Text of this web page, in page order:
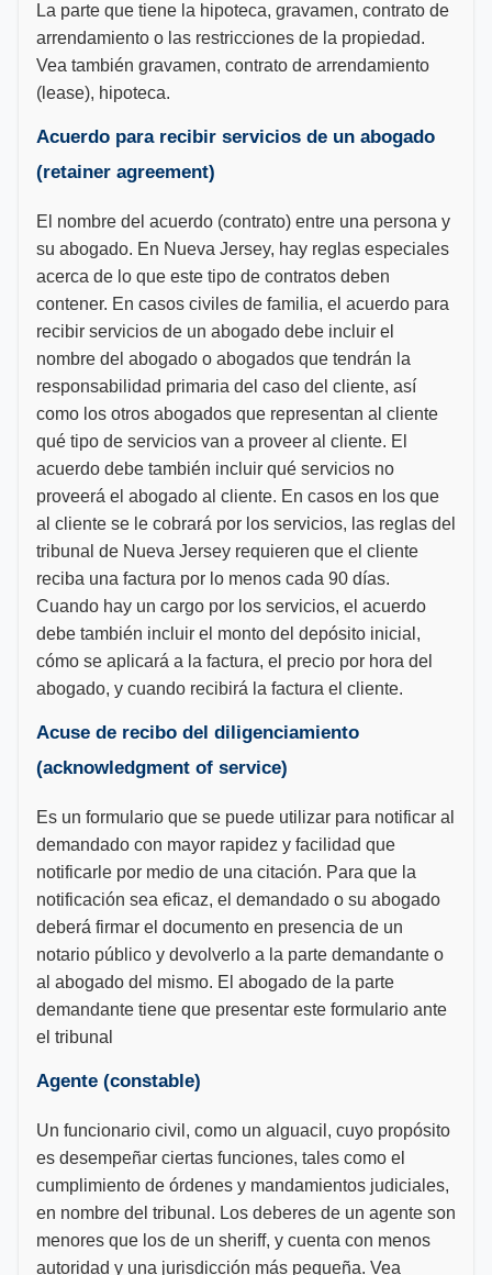
La parte que tiene la hipoteca, gravamen, contrato de
arrendamiento o las restricciones de la propiedad.
Vea también gravamen, contrato de arrendamiento
(lease), hipoteca.
Acuerdo para recibir servicios de un abogado
(retainer agreement)
El nombre del acuerdo (contrato) entre una persona y
su abogado. En Nueva Jersey, hay reglas especiales
acerca de lo que este tipo de contratos deben
contener. En casos civiles de familia, el acuerdo para
recibir servicios de un abogado debe incluir el
nombre del abogado o abogados que tendrán la
responsabilidad primaria del caso del cliente, así
como los otros abogados que representan al cliente
qué tipo de servicios van a proveer al cliente. El
acuerdo debe también incluir qué servicios no
proveerá el abogado al cliente. En casos en los que
al cliente se le cobrará por los servicios, las reglas del
tribunal de Nueva Jersey requieren que el cliente
reciba una factura por lo menos cada 90 días.
Cuando hay un cargo por los servicios, el acuerdo
debe también incluir el monto del depósito inicial,
cómo se aplicará a la factura, el precio por hora del
abogado, y cuando recibirá la factura el cliente.
Acuse de recibo del diligenciamiento
(acknowledgment of service)
Es un formulario que se puede utilizar para notificar al
demandado con mayor rapidez y facilidad que
notificarle por medio de una citación. Para que la
notificación sea eficaz, el demandado o su abogado
deberá firmar el documento en presencia de un
notario público y devolverlo a la parte demandante o
al abogado del mismo. El abogado de la parte
demandante tiene que presentar este formulario ante
el tribunal
Agente (constable)
Un funcionario civil, como un alguacil, cuyo propósito
es desempeñar ciertas funciones, tales como el
cumplimiento de órdenes y mandamientos judiciales,
en nombre del tribunal. Los deberes de un agente son
menores que los de un sheriff, y cuenta con menos
autoridad y una jurisdicción más pequeña. Vea